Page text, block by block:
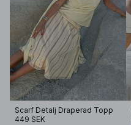
Scarf Detalj Draperad Topp
449 SEK